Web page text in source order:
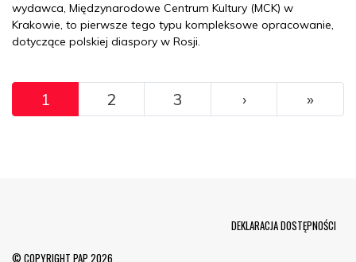
wydawca, Międzynarodowe Centrum Kultury (MCK) w
Krakowie, to pierwsze tego typu kompleksowe opracowanie,
dotyczące polskiej diaspory w Rosji.
Pagination
1 2 3 ››› »
© COPYRIGHT PAP 2026
DEKLARACJA DOSTĘPNOŚCI